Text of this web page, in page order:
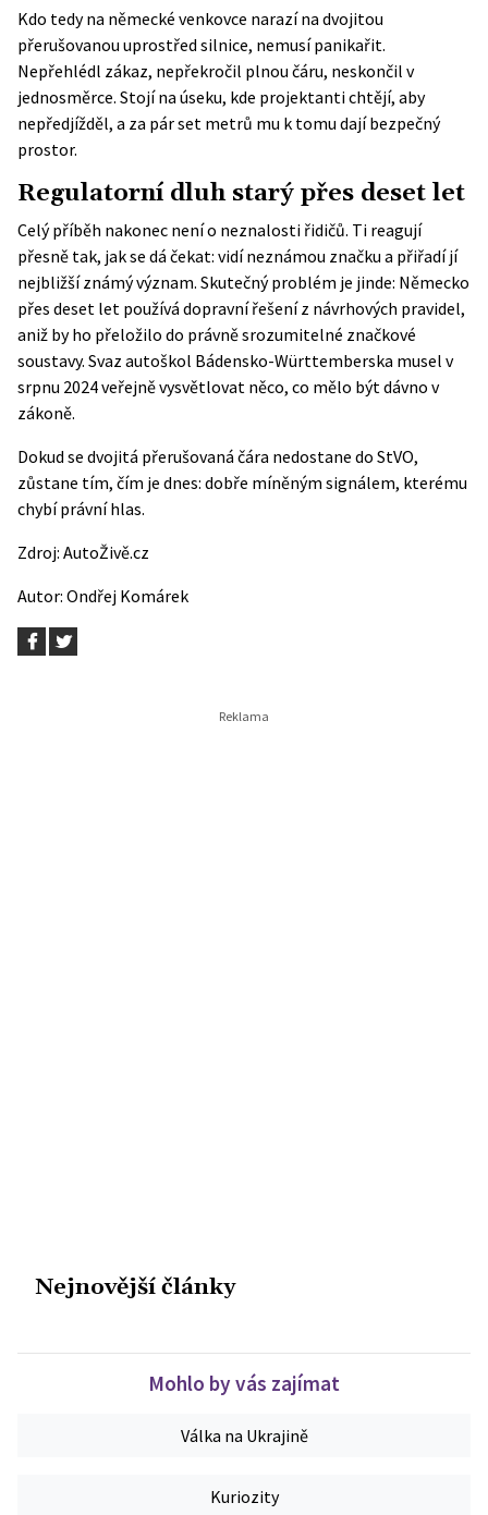
Kdo tedy na německé venkovce narazí na dvojitou
přerušovanou uprostřed silnice, nemusí panikařit.
Nepřehlédl zákaz, nepřekročil plnou čáru, neskončil v
jednosměrce. Stojí na úseku, kde projektanti chtějí, aby
nepředjížděl, a za pár set metrů mu k tomu dají bezpečný
prostor.
Regulatorní dluh starý přes deset let
Celý příběh nakonec není o neznalosti řidičů. Ti reagují
přesně tak, jak se dá čekat: vidí neznámou značku a přiřadí jí
nejbližší známý význam. Skutečný problém je jinde: Německo
přes deset let používá dopravní řešení z návrhových pravidel,
aniž by ho přeložilo do právně srozumitelné značkové
soustavy. Svaz autoškol Bádensko-Württemberska musel v
srpnu 2024 veřejně vysvětlovat něco, co mělo být dávno v
zákoně.
Dokud se dvojitá přerušovaná čára nedostane do StVO,
zůstane tím, čím je dnes: dobře míněným signálem, kterému
chybí právní hlas.
Zdroj: AutoŽivě.cz
Autor: Ondřej Komárek
Nejnovější články
Mohlo by vás zajímat
Válka na Ukrajině
Kuriozity